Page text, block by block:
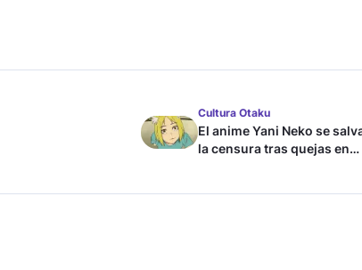
Cultura Otaku
El anime Yani Neko se
la censura tras quejas en